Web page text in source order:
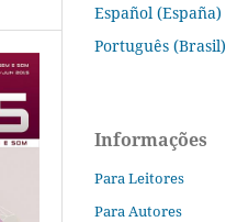
Español (España)
Português (Brasil)
Informações
Para Leitores
Para Autores